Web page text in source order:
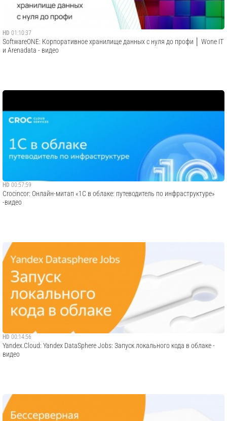
HD 01:10:37
SoftwareONE: Корпоративное хранилище данных с нуля до профи │ Wone IT
и Arenadata - видео
HD 00:57:59
Crocincor: Онлайн-митап «1С в облаке: путеводитель по инфраструктуре»
-видео
HD 00:14:56
Yandex.Cloud: Yandex DataSphere Jobs: Запуск локального кода в облаке -
видео